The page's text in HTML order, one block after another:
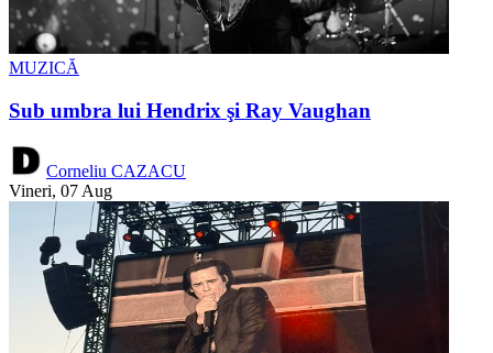
MUZICĂ
Sub umbra lui Hendrix şi Ray Vaughan
Corneliu CAZACU
Vineri, 07 Aug